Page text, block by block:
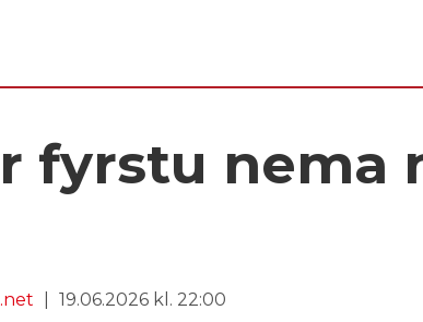
fyrstu nema
19.06.2026 kl. 22:00